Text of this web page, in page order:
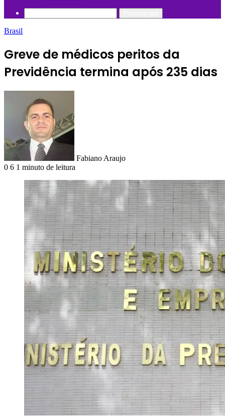
Brasil
Greve de médicos peritos da
Previdência termina após 235 dias
Fabiano Araujo
0 6 1 minuto de leitura